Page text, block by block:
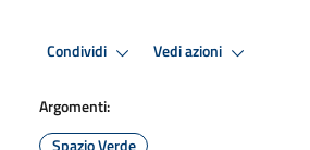
Condividi Vedi azioni
Argomenti:
Spazio Verde